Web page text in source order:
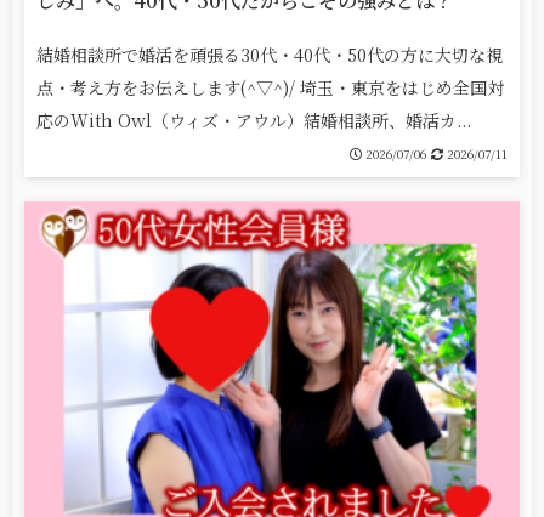
結婚相談所で婚活を頑張る30代・40代・50代の方に大切な視
点・考え方をお伝えします(^▽^)/ 埼玉・東京をはじめ全国対
応のWith Owl（ウィズ・アウル）結婚相談所、婚活カ...
2026/07/06 2026/07/11